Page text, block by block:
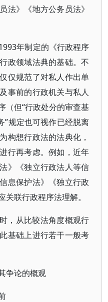
法》《地方公务员法》
年制定的《行政程序
政领域法典的基础。不
仅规范了对私人作出单
事前的行政机关与私人
（但“行政处分的审查基
”规定也可视作已经脱离
构想行政法的法典化，
行再考虑。例如，近年
》《独立行政法人等信
息保护法》《独立行政
联行政程序法理解。
，从比较法角度概观行
基础上进行若干一般考
争论的概观